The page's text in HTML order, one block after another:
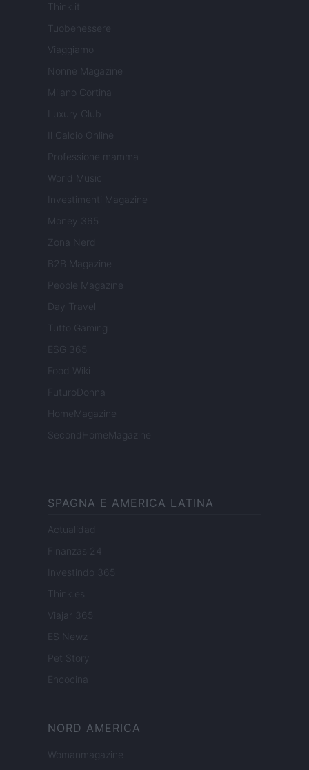
Think.it
Tuobenessere
Viaggiamo
Nonne Magazine
Milano Cortina
Luxury Club
Il Calcio Online
Professione mamma
World Music
Investimenti Magazine
Money 365
Zona Nerd
B2B Magazine
People Magazine
Day Travel
Tutto Gaming
ESG 365
Food Wiki
FuturoDonna
HomeMagazine
SecondHomeMagazine
SPAGNA E AMERICA LATINA
Actualidad
Finanzas 24
Investindo 365
Think.es
Viajar 365
ES Newz
Pet Story
Encocina
NORD AMERICA
Womanmagazine